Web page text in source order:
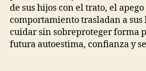
de sus hijos con el trato, el
comportamiento trasladan a sus
cuidar sin sobreproteger forma
futura autoestima, confianza y